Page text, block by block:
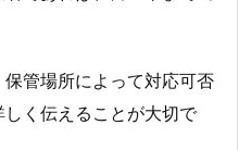
管場所によって対応可否
く伝えることが大切で